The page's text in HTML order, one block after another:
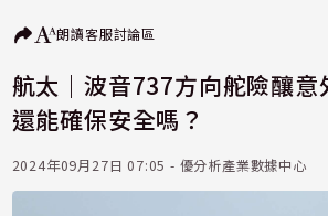
朗讀客服討論區
航太｜波音737方向舵險釀意
還能確保安全嗎？
2024年09月27日 07:05 - 優分析產業數據中心